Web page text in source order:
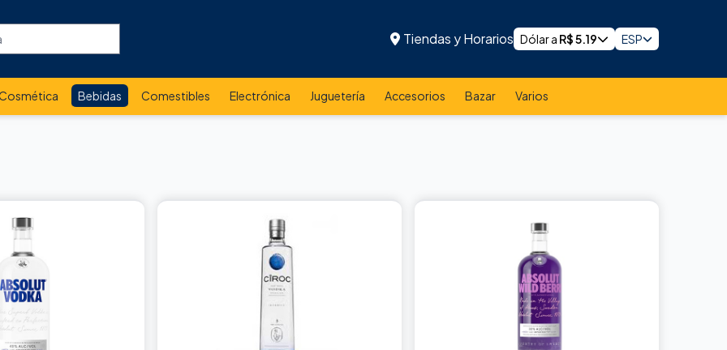
Tiendas y Horarios Dólar a R$5.19 ESP
Bebidas Comestibles Electrónica Juguetería Accesorios Bazar Varios